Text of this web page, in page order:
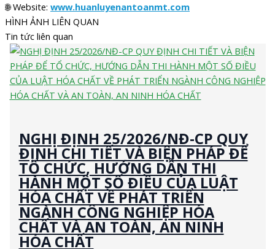
🌐 Website: www.huanluyenantoanmt.com
HÌNH ẢNH LIÊN QUAN
Tin tức liên quan
NGHỊ ĐỊNH 25/2026/NĐ-CP QUY
ĐỊNH CHI TIẾT VÀ BIỆN PHÁP ĐỂ
TỔ CHỨC, HƯỚNG DẪN THI
HÀNH MỘT SỐ ĐIỀU CỦA LUẬT
HÓA CHẤT VỀ PHÁT TRIỂN
NGÀNH CÔNG NGHIỆP HÓA
CHẤT VÀ AN TOÀN, AN NINH
HÓA CHẤT